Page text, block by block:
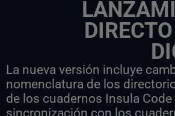
La nueva versión incluye
nomenclatura de los
de los cuadernos Insula Code